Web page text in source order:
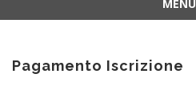
MENU
contenuto
Pagamento Iscrizione